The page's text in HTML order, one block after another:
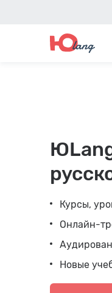
Курсы,
Онлайн-
Новые